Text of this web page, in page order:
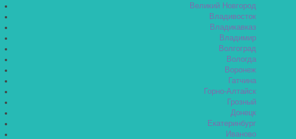
Великий Новгород
Владивосток
Владикавказ
Владимир
Волгоград
Вологда
Воронеж
Гатчина
Горно-Алтайск
Грозный
Донецк
Екатеринбург
Иваново